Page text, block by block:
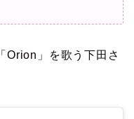
Orion」を歌う下田さ